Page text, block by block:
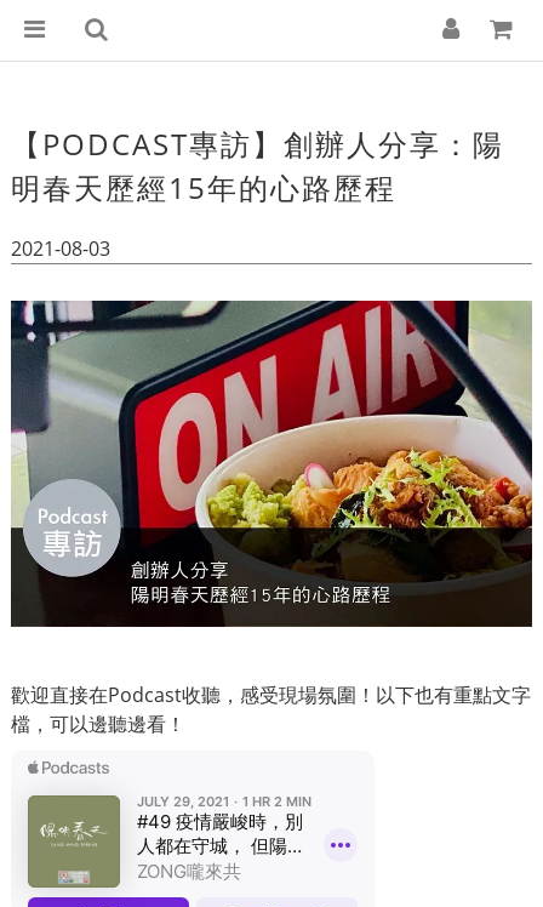
【PODCAST專訪】創辦人分享：陽
明春天歷經15年的心路歷程
2021-08-03
歡迎直接在Podcast收聽，感受現場氛圍！以下也有重點文字
檔，可以邊聽邊看！